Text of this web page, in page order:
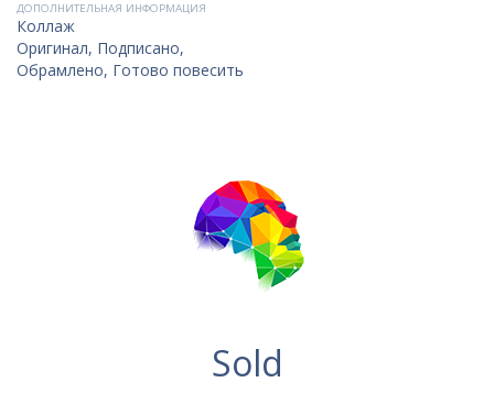
ДОПОЛНИТЕЛЬНАЯ ИНФОРМАЦИЯ
Коллаж
Оригинал, Подписано,
Обрамлено, Готово повесить
Sold